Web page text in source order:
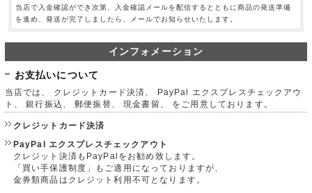
当店で入金確認ができ次第、入金確認メールを配信するとともに商品の発送準備
を進め、発送が完了しましたら、メールでお知らせいたします。
インフォメーション
お支払いについて
当店では、 クレジットカード決済、 PayPal エクスプレスチェックアウ
ト、 銀行振込、 郵便振替、 現金書留、 をご用意しております。
クレジットカード決済
PayPal エクスプレスチェックアウト
クレジット決済もPayPalをお勧め致します。
「買い手保護制度」もご適用になっておりますが、
金券類商品はクレジット利用不可となります。